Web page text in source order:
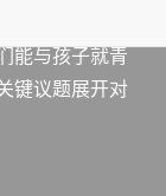
芳凤医生提
能与孩子就青
键议题展开对